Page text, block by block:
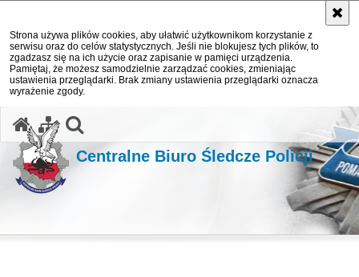
Strona używa plików cookies, aby ułatwić użytkownikom korzystanie z
serwisu oraz do celów statystycznych. Jeśli nie blokujesz tych plików, to
zgadzasz się na ich użycie oraz zapisanie w pamięci urządzenia.
Pamiętaj, że możesz samodzielnie zarządzać cookies, zmieniając
ustawienia przeglądarki. Brak zmiany ustawienia przeglądarki oznacza
wyrażenie zgody.
Centralne Biuro Śledcze Policji